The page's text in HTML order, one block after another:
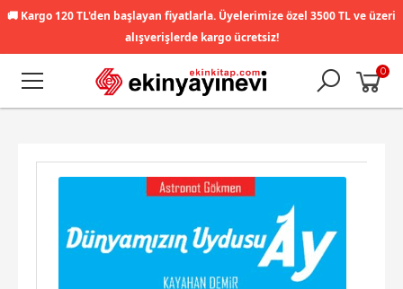
🚚 Kargo 120 TL'den başlayan fiyatlarla. Üyelerimize özel 3500 TL ve üzeri
alışverişlerde kargo ücretsiz!
0